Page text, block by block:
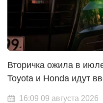
Вторичка ожила в
Toyota и Honda идут
16:09 09 августа 2026